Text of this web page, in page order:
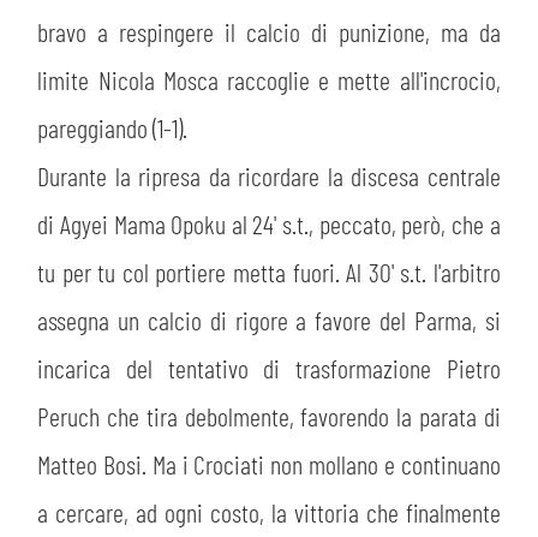
bravo a respingere il calcio di punizione, ma da
limite Nicola Mosca raccoglie e mette all'incrocio,
pareggiando (1-1).
Durante la ripresa da ricordare la discesa centrale
di Agyei Mama Opoku al 24' s.t., peccato, però, che a
tu per tu col portiere metta fuori. Al 30' s.t. l'arbitro
assegna un calcio di rigore a favore del Parma, si
incarica del tentativo di trasformazione Pietro
Peruch che tira debolmente, favorendo la parata di
Matteo Bosi. Ma i Crociati non mollano e continuano
a cercare, ad ogni costo, la vittoria che finalmente